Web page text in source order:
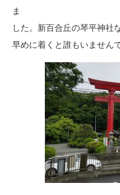
ま
した。新百合丘の琴平神社
早めに着くと誰もいません